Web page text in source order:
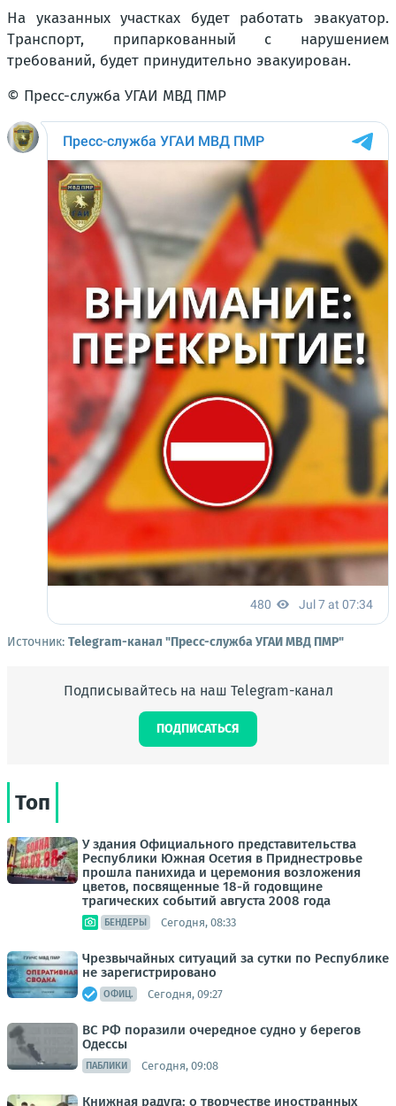
На указанных участках будет работать эвакуатор.
Транспорт, припаркованный с нарушением
требований, будет принудительно эвакуирован.
© Пресс-служба УГАИ МВД ПМР
Источник: Telegram-канал "Пресс-служба УГАИ МВД ПМР"
Подписывайтесь на наш Telegram-канал
ПОДПИСАТЬСЯ
Топ
У здания Официального представительства
Республики Южная Осетия в Приднестровье
прошла панихида и церемония возложения
цветов, посвященные 18-й годовщине
трагических событий августа 2008 года
БЕНДЕРЫ Сегодня, 08:33
Чрезвычайных ситуаций за сутки по Республике
не зарегистрировано
ОФИЦ. Сегодня, 09:27
ВС РФ поразили очередное судно у берегов
Одессы
ПАБЛИКИ Сегодня, 09:08
Книжная радуга: о творчестве иностранных